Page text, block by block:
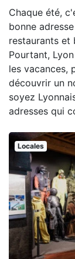
Chaque été,
bonne
restaurants et
Pourtant,
les vacances,
découvrir un
soyez
adresses qui
Locales